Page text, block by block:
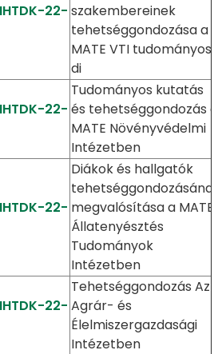
22- szakembereinek
tehetséggondozása a
MATE VTI tudományos
di
22-
Tudományos kutatás
és tehetséggondozás a
MATE Növényvédelmi
Intézetben
22-
Diákok és hallgatók
megvalósítása a MATE
Állatenyésztés
Tudományok
Intézetben
22-
Tehetséggondozás Az
Agrár- és
Élelmiszergazdasági
Intézetben